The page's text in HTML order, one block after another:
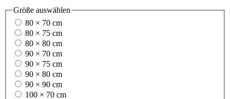
Größe auswählen
80 × 70 cm
80 × 75 cm
80 × 80 cm
90 × 70 cm
90 × 75 cm
90 × 80 cm
90 × 90 cm
100 × 70 cm